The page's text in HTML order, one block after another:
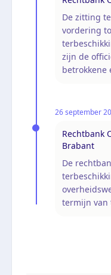
De zitting
vordering
zijn de
betrokkene
26 september
Rechtbank
Brabant
De
termijn van